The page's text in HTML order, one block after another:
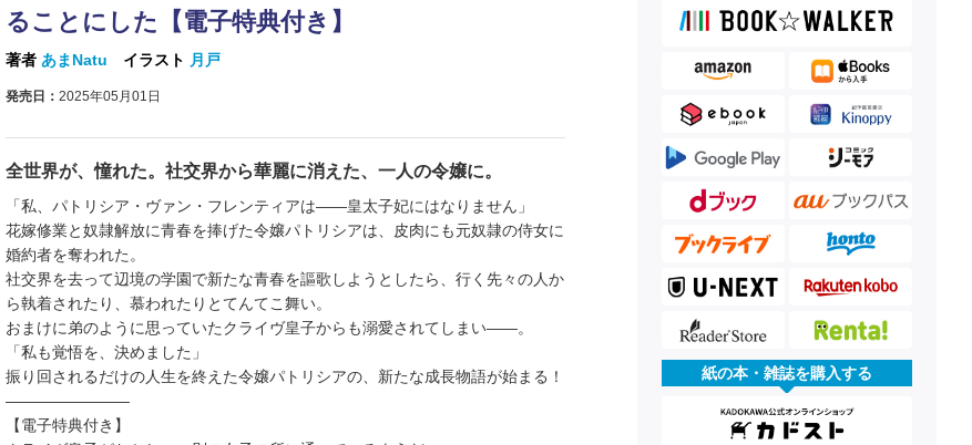
ることにした【電子特典付き】
著者 あまNatu イラスト 月戸
発売日： 2025年05月01日
全世界が、憧れた。社交界から華麗に消えた、一人の令嬢に。
「私、パトリシア・ヴァン・フレンティアは――皇太子妃にはなりません」
花嫁修業と奴隷解放に青春を捧げた令嬢パトリシアは、皮肉にも元奴隷の侍女に
婚約者を奪われた。
社交界を去って辺境の学園で新たな青春を謳歌しようとしたら、行く先々の人か
ら執着されたり、慕われたりとてんてこ舞い。
おまけに弟のように思っていたクライヴ皇子からも溺愛されてしまい――。
「私も覚悟を、決めました」
振り回されるだけの人生を終えた令嬢パトリシアの、新たな成長物語が始まる！
――――――――
【電子特典付き】
紙の本・雑誌を購入する